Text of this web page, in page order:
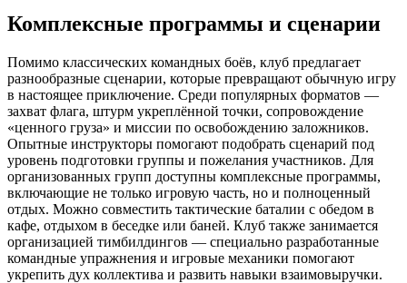
Комплексные программы и сценарии
Помимо классических командных боёв, клуб предлагает
разнообразные сценарии, которые превращают обычную игру
в настоящее приключение. Среди популярных форматов —
захват флага, штурм укреплённой точки, сопровождение
«ценного груза» и миссии по освобождению заложников.
Опытные инструкторы помогают подобрать сценарий под
уровень подготовки группы и пожелания участников. Для
организованных групп доступны комплексные программы,
включающие не только игровую часть, но и полноценный
отдых. Можно совместить тактические баталии с обедом в
кафе, отдыхом в беседке или баней. Клуб также занимается
организацией тимбилдингов — специально разработанные
командные упражнения и игровые механики помогают
укрепить дух коллектива и развить навыки взаимовыручки.